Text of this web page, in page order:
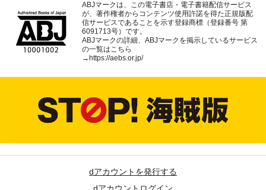
ABJマークは、この電子書店・電子書籍配信サービス
が、著作権者からコンテンツ使用許諾を得た正規版配
信サービスであることを示す登録商標（登録番号 第
6091713号）です。
ABJマークの詳細、ABJマークを掲示しているサービス
の一覧はこちら
→ https://aebs.or.jp/
dアカウントを発行する